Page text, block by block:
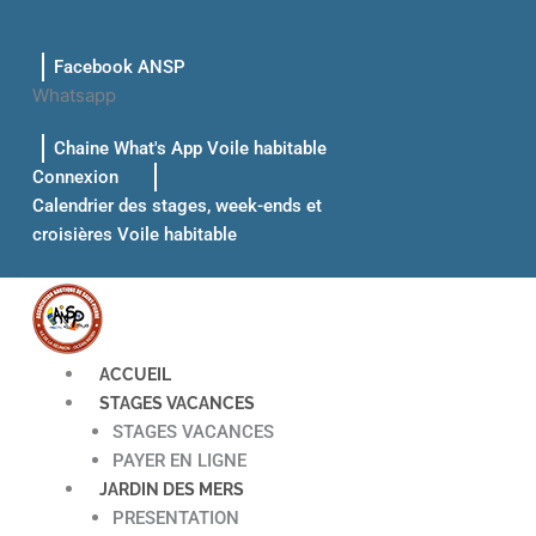
contenuFacebook ANSP
Whatsapp
Chaine What's App Voile habitable
Connexion
Calendrier des stages, week-ends et
croisières Voile habitable
ACCUEIL
STAGES VACANCES
STAGES VACANCES
PAYER EN LIGNE
JARDIN DES MERS
PRESENTATION